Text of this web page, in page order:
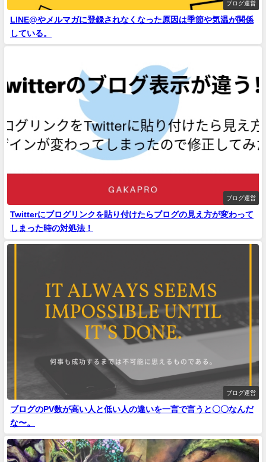
ブログ運営
LINE@やメルマガに登録されなくなった原因は季節や気温が関係
している。
ブログ運営
Twitterにブログリンクを貼り付けたらブログの見え方が変わって
しまった時の対処法！
ブログ運営
ブログのPV数が高い人と低い人の違いを一言で言うと〇〇なんだ
な〜。